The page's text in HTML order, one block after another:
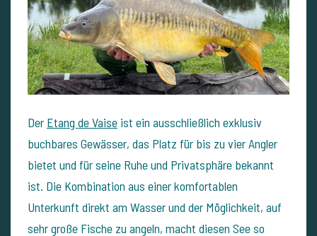
Der Etang de Vaise ist ein ausschließlich exklusiv
buchbares Gewässer, das Platz für bis zu vier Angler
bietet und für seine Ruhe und Privatsphäre bekannt
ist. Die Kombination aus einer komfortablen
Unterkunft direkt am Wasser und der Möglichkeit, auf
sehr große Fische zu angeln, macht diesen See so